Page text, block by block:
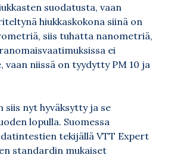
suodatusta, vaan
hiukkaskokona siinä on
siis tuhatta nanometriä,
ei
vaan niissä on tyydytty PM 10 ja
siis nyt hyväksytty ja se
lopulla. Suomessa
tekijällä VTT Expert
standardin mukaiset